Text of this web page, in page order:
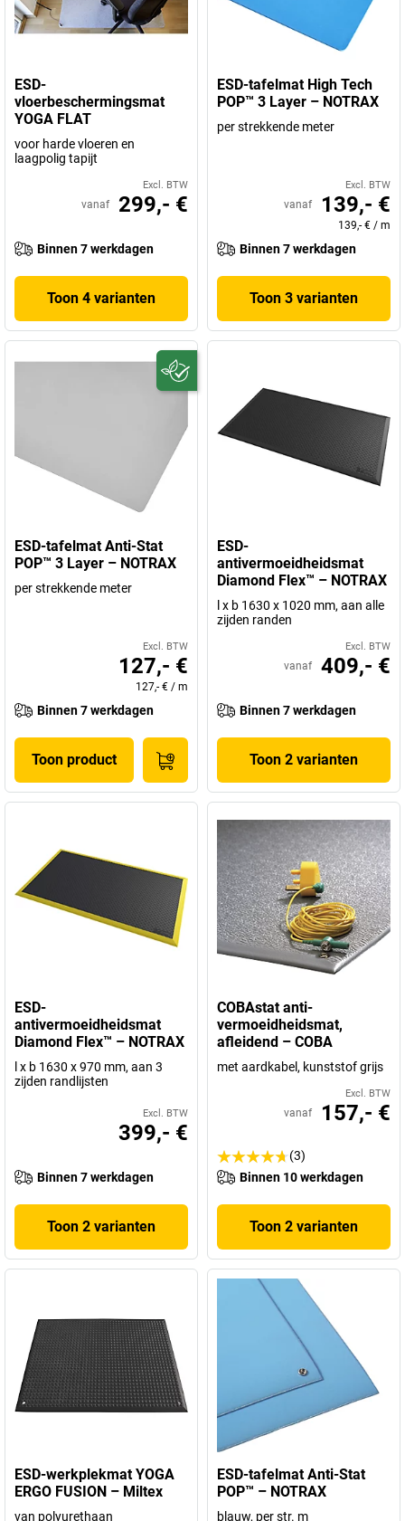
ESD-
vloerbeschermingsmat
YOGA FLAT
voor harde vloeren en
laagpolig tapijt
Excl. BTW
vanaf 299,- €
Binnen 7 werkdagen
Toon 4 varianten
ESD-tafelmat High Tech
POP™ 3 Layer – NOTRAX
per strekkende meter
Excl. BTW
vanaf 139,- €
139,- € / m
Binnen 7 werkdagen
Toon 3 varianten
ESD-tafelmat Anti-Stat
POP™ 3 Layer – NOTRAX
per strekkende meter
Excl. BTW
127,- €
127,- € / m
Binnen 7 werkdagen
Toon product
ESD-
antivermoeidheidsmat
Diamond Flex™ – NOTRAX
l x b 1630 x 1020 mm, aan alle
zijden randen
Excl. BTW
vanaf 409,- €
Binnen 7 werkdagen
Toon 2 varianten
ESD-
antivermoeidheidsmat
Diamond Flex™ – NOTRAX
l x b 1630 x 970 mm, aan 3
zijden randlijsten
Excl. BTW
399,- €
Binnen 7 werkdagen
Toon 2 varianten
COBAstat anti-
vermoeidheidsmat,
afleidend – COBA
met aardkabel, kunststof grijs
Excl. BTW
vanaf 157,- €
(3)
Binnen 10 werkdagen
Toon 2 varianten
ESD-werkplekmat YOGA
ERGO FUSION – Miltex
van polyurethaan
ESD-tafelmat Anti-Stat
POP™ – NOTRAX
blauw, per str. m